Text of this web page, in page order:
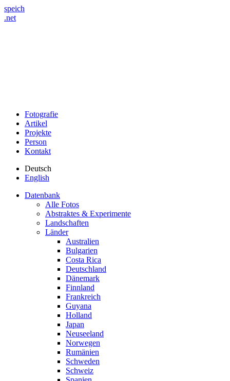
speich
.net
Fotografie
Artikel
Projekte
Person
Kontakt
Deutsch
English
Datenbank
Alle Fotos
Abstraktes & Experimente
Landschaften
Länder
Australien
Bulgarien
Costa Rica
Deutschland
Dänemark
Finnland
Frankreich
Guyana
Holland
Japan
Neuseeland
Norwegen
Rumänien
Schweden
Schweiz